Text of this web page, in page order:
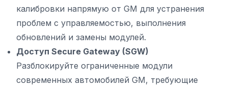
калибровки напрямую от GM для устранения
проблем с управляемостью, выполнения
обновлений и замены модулей.
Доступ Secure Gateway (SGW)
Разблокируйте ограниченные модули
современных автомобилей GM, требующие